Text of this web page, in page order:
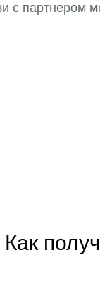
с партнером
Как